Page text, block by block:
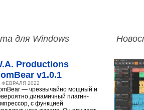
для Windows
Productions
v1.0.1
ФЕВРАЛЯ 2022
— чрезвычайно мощный и
динамичный плагин-
с функцией